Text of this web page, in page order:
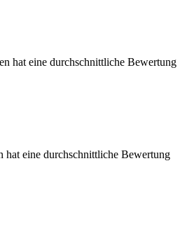
hat eine durchschnittliche Bewertung
eine durchschnittliche Bewertung